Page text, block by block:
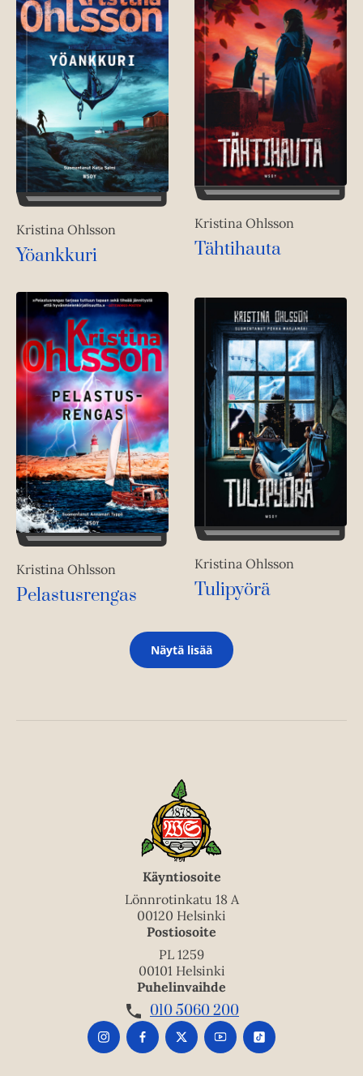
Kristina Ohlsson
Yöankkuri
Kristina Ohlsson
Tähtihauta
Kristina Ohlsson
Pelastusrengas
Kristina Ohlsson
Tulipyörä
Näytä lisää
Käyntiosoite
Lönnrotinkatu 18 A
00120 Helsinki
Postiosoite
PL 1259
00101 Helsinki
Puhelinvaihde
010 5060 200